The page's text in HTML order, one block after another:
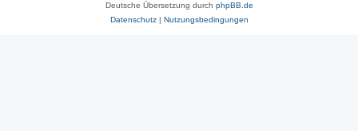
Deutsche Übersetzung durch phpBB.de
Datenschutz| Nutzungsbedingungen